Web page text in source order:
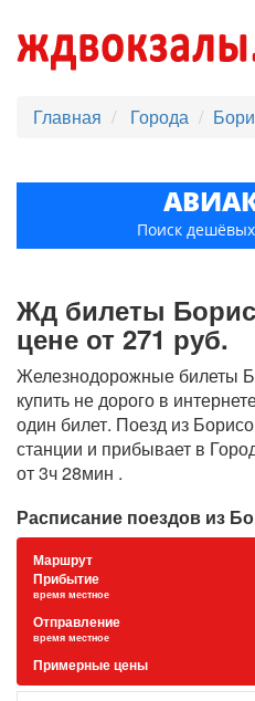
Главная Города
Поиск
Жд билеты
цене от 271 руб.
Железнодорожные билеты
купить не дорого в
один билет. Поезд из
станции и прибывает в
от 3ч 28мин .
Расписание поездов из
Маршрут
Прибытие
время местное
Отправление
время местное
Примерные цены